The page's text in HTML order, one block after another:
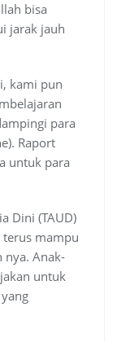
bisa
jarak jauh
kami pun
para
Raport
untuk para
Dini (TAUD)
terus mampu
nya. Anak-
untuk